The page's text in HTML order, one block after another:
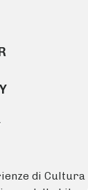
di Cultura